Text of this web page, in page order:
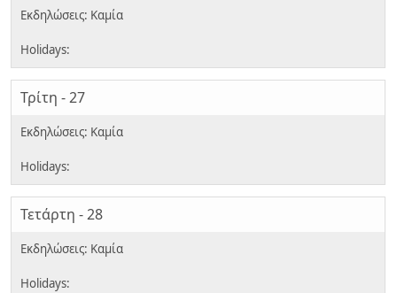
Τρίτη - 27
Τετάρτη - 28